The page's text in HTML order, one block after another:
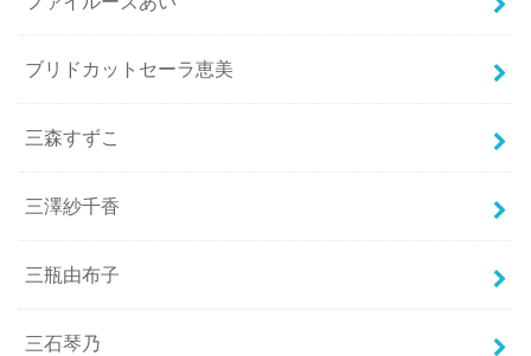
ブリドカットセーラ恵美
三森すずこ
三澤紗千香
三瓶由布子
三石琴乃